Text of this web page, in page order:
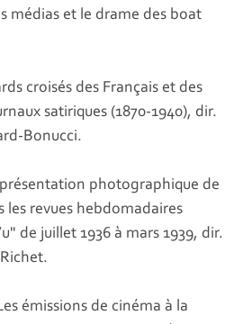
médias et le drame des boat
croisés des Français et des
satiriques (1870-1940), dir.
Bonucci.
photographique de
les revues hebdomadaires
de juillet 1936 à mars 1939, dir.
émissions de cinéma à la